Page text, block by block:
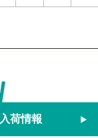
入荷情報